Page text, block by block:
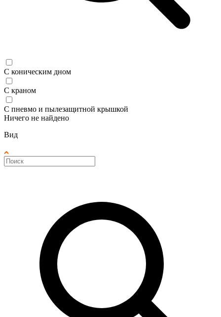
С коническим дном
С краном
С пневмо и пылезащитной крышкой
Ничего не найдено
Вид